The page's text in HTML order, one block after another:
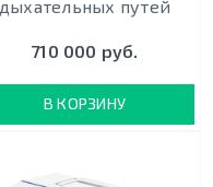
дыхательных путей
710 000 руб.
В КОРЗИНУ